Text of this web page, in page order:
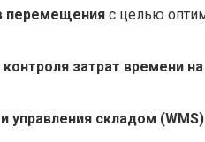
перемещения с целью
затрат времени
управления складом